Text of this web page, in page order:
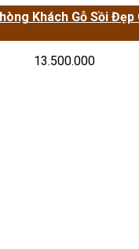
Khách Gỗ Sồi Đẹp
13.500.000